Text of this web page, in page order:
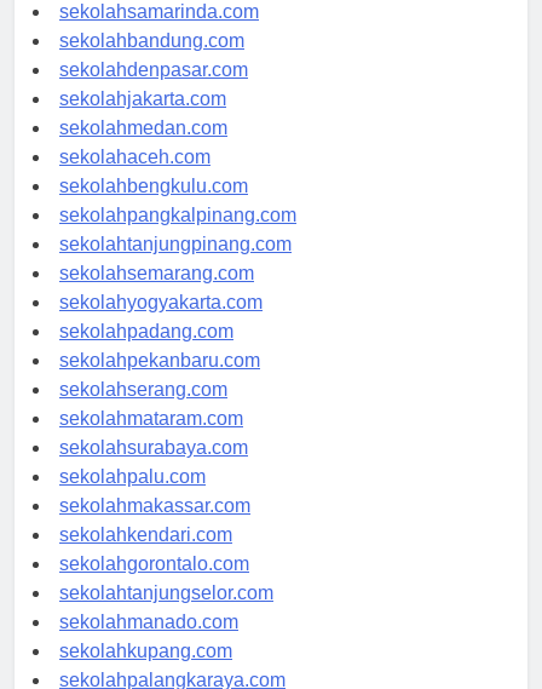
sekolahlampung.com
sekolahsamarinda.com
sekolahbandung.com
sekolahdenpasar.com
sekolahjakarta.com
sekolahmedan.com
sekolahaceh.com
sekolahbengkulu.com
sekolahpangkalpinang.com
sekolahtanjungpinang.com
sekolahsemarang.com
sekolahyogyakarta.com
sekolahpadang.com
sekolahpekanbaru.com
sekolahserang.com
sekolahmataram.com
sekolahsurabaya.com
sekolahpalu.com
sekolahmakassar.com
sekolahkendari.com
sekolahgorontalo.com
sekolahtanjungselor.com
sekolahmanado.com
sekolahkupang.com